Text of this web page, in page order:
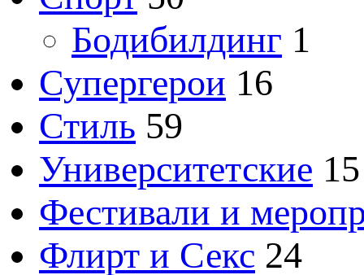
Бодибилдинг 1
Супергерои 16
Стиль 59
Университетские 15
Фестивали и
Флирт и Секс 24